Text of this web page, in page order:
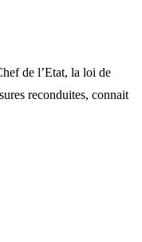
de l’Etat, la loi de
reconduites, connait